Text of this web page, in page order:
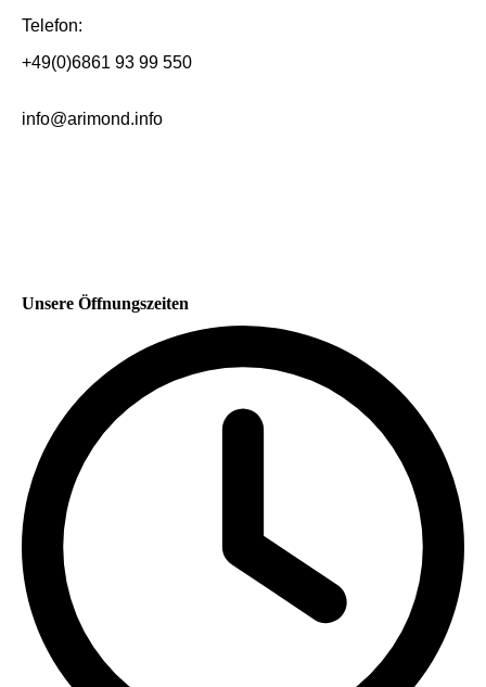
Telefon:
+49(0)6861 93 99 550
info@arimond.info
Unsere Öffnungszeiten